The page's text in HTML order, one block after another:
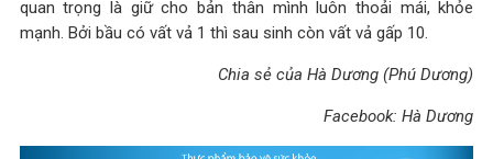
quan trọng là giữ cho bản thân mình luôn thoải mái, khỏe
mạnh. Bởi bầu có vất vả 1 thì sau sinh còn vất vả gấp 10.
Chia sẻ của Hà Dương (Phú Dương)
Facebook: Hà Dương